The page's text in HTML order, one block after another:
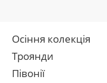
Осіння колекція
Троянди
Півонії